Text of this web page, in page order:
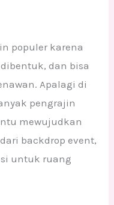
populer karena
dan bisa
Apalagi di
pengrajin
mewujudkan
backdrop event,
untuk ruang